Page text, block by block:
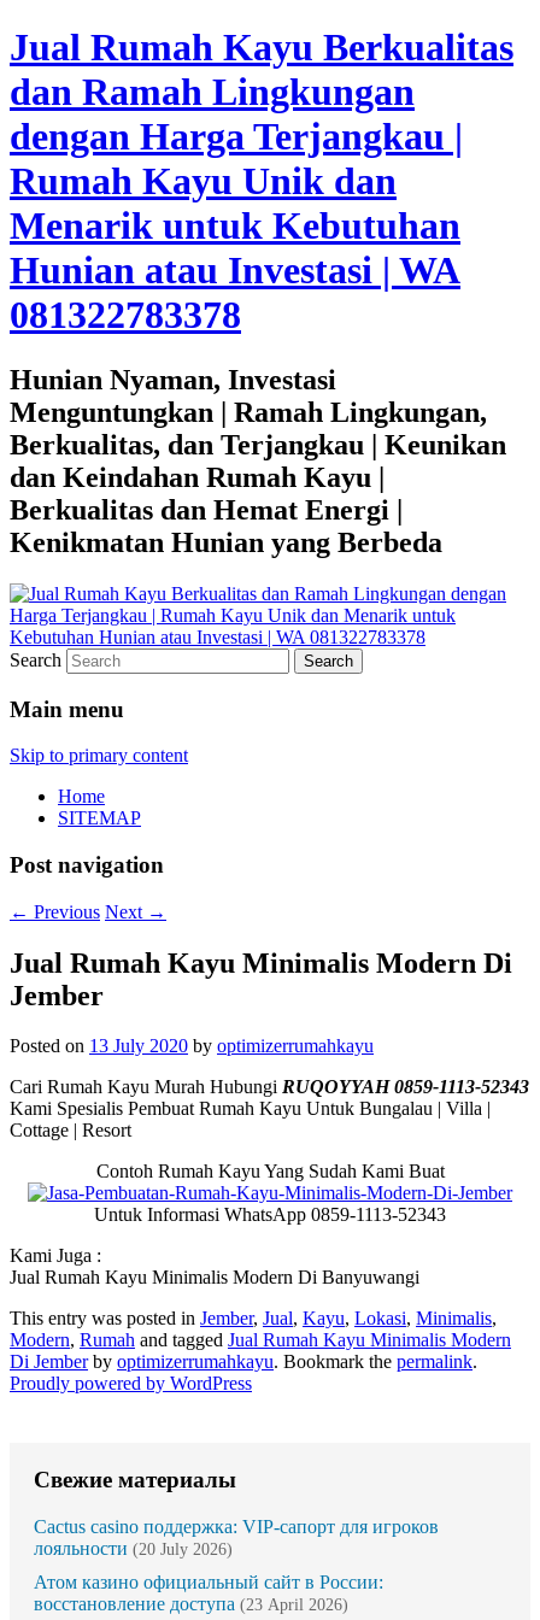
Jual Rumah Kayu Berkualitas
dan Ramah Lingkungan
dengan Harga Terjangkau |
Rumah Kayu Unik dan
Menarik untuk Kebutuhan
Hunian atau Investasi | WA
081322783378
Hunian Nyaman, Investasi
Menguntungkan | Ramah Lingkungan,
Berkualitas, dan Terjangkau | Keunikan
dan Keindahan Rumah Kayu |
Berkualitas dan Hemat Energi |
Kenikmatan Hunian yang Berbeda
Search
Main menu
Skip to primary content
Home
SITEMAP
Post navigation
← Previous Next →
Jual Rumah Kayu Minimalis Modern Di
Jember
Posted on 13 July 2020 by optimizerrumahkayu
Cari Rumah Kayu Murah Hubungi RUQOYYAH 0859-1113-52343
Kami Spesialis Pembuat Rumah Kayu Untuk Bungalau | Villa |
Cottage | Resort
Contoh Rumah Kayu Yang Sudah Kami Buat
Untuk Informasi WhatsApp 0859-1113-52343
Kami Juga :
Jual Rumah Kayu Minimalis Modern Di Banyuwangi
This entry was posted in Jember, Jual, Kayu, Lokasi, Minimalis,
Modern, Rumah and tagged Jual Rumah Kayu Minimalis Modern
Di Jemberby optimizerrumahkayu. Bookmark the permalink.
Proudly powered by WordPress
Свежие материалы
Cactus casino поддержка: VIP-сапорт для игроков
лояльности (20 July 2026)
Атом казино официальный сайт в России:
восстановление доступа (23 April 2026)